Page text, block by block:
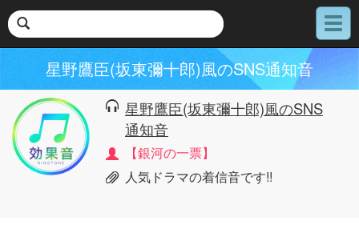
メ
ニ
星野鷹臣(坂東彌十郎)風のSNS通知音
星野鷹臣(坂東彌十郎)風のSNS
通知音
【銀河の一票】
人気ドラマの着信音です!!